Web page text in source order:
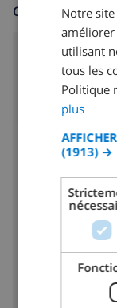
CUISINE
cuisinière à 4
micro ondes
réfrigérateur
toaster
lave-vaisselle
machine à
Notre
améliorer
utilisant
tous les
Politique
plus
(1913) →